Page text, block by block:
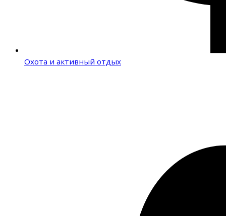
Охота и активный отдых